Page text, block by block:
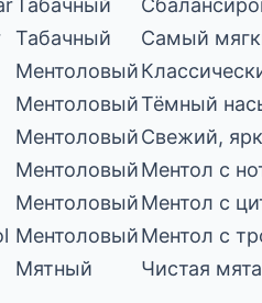
Табачный
Табачный
Самый
Ментоловый
МентоловыйТёмный
МентоловыйСвежий,
МентоловыйМентол с
МентоловыйМентол с
МентоловыйМентол с
Мятный Чистая